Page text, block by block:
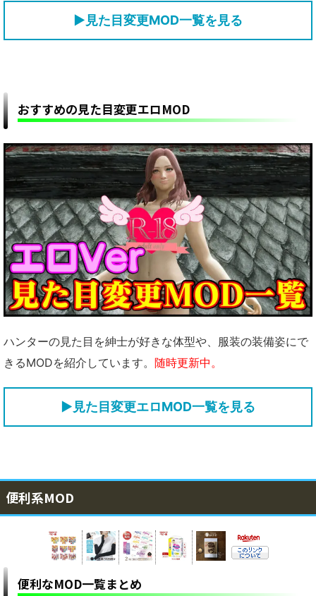
▶見た目変更MOD一覧を見る
おすすめの見た目変更エロMOD
ハンターの見た目を紳士が好きな体型や、服装の装備姿にで
きるMODを紹介しています。 随時更新中。
▶見た目変更エロMOD一覧を見る
便利系MOD
便利なMOD一覧まとめ